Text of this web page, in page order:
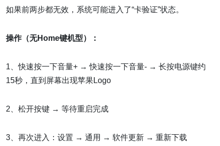
如果前两步都无效，系统可能进入了“卡验证”状态。
操作（无Home键机型）：
1、快速按一下音量+ → 快速按一下音量- → 长按电源键约
15秒，直到屏幕出现苹果Logo
2、松开按键 → 等待重启完成
3、再次进入：设置 → 通用 → 软件更新 → 重新下载